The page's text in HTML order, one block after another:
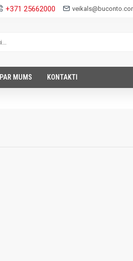
+371 25662000
PAR MUMS KONTAKTI